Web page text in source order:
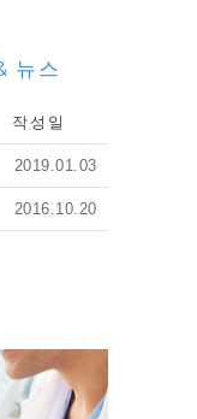
뉴스
작성일
2019.01.03
2016.10.20